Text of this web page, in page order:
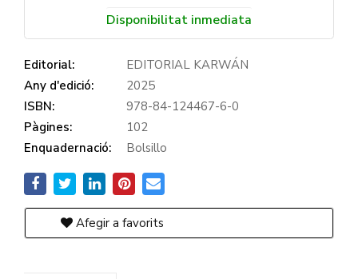
Disponibilitat inmediata
Editorial:
EDITORIAL KARWÁN
Any d'edició:
2025
ISBN:
978-84-124467-6-0
Pàgines:
102
Enquadernació:
Bolsillo
Afegir a favorits